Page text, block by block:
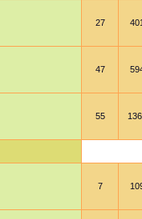
27 401
47
55
7